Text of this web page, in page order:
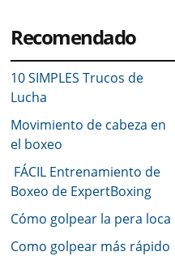
Recomendado
10 SIMPLES Trucos de
Lucha
Movimiento de cabeza en
el boxeo
FÁCIL Entrenamiento de
Boxeo de ExpertBoxing
Cómo golpear la pera loca
Como golpear más rápido